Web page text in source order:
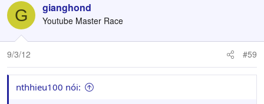
G gianghond
Youtube Master Race
9/3/12 #59
nthhieu100 nói: